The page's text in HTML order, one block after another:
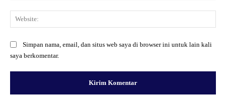
Simpan nama, email, dan situs web saya di browser ini untuk lain kali
saya berkomentar.